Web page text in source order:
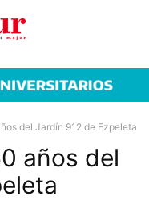
del Jardín 912 de Ezpeleta
años del